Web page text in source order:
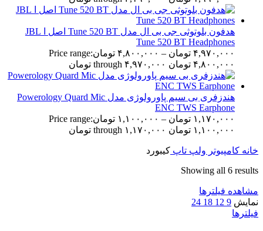
هدفون بلوتوثی جی بی ال مدل Tune 520 BT اصل ا JBL
Tune 520 BT Headphones
۴,۹۷۰,۰۰۰ تومان – ۴,۸۰۰,۰۰۰ تومانPrice range:
۴,۸۰۰,۰۰۰ تومان through ۴,۹۷۰,۰۰۰ تومان
هندزفری بی سیم پاورولوژی مدل Powerology Quard Mic
ENC TWS Earphone
۱,۱۷۰,۰۰۰ تومان – ۱,۱۰۰,۰۰۰ تومانPrice range:
۱,۱۰۰,۰۰۰ تومان through ۱,۱۷۰,۰۰۰ تومان
خانه کامپیوتر ولپ تاپ کیبورد
Showing all 6 results
مشاهده فیلترها
نمایش 9
12
18
24
فیلترها